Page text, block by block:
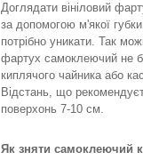
Доглядати вініловий
за допомогою м'якої
потрібно уникати. Так
фартух самоклеючий не
киплячого чайника або
Відстань, що
поверхонь 7-10 см.
Як зняти самоклеючий